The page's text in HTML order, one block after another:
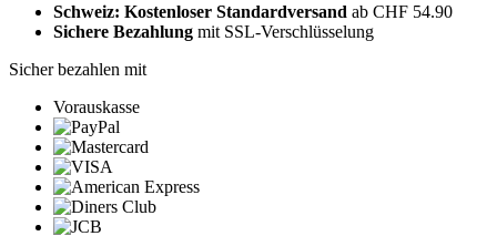
Schweiz: Kostenloser Standardversand ab CHF 54.90
Sichere Bezahlung mit SSL-Verschlüsselung
Sicher bezahlen mit
Vorauskasse